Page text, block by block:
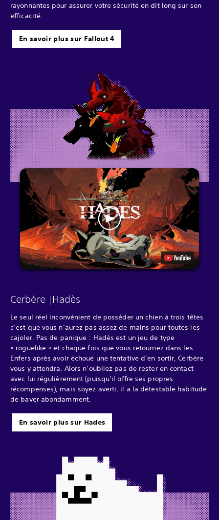
rayonnantes pour assurer votre sécurité en dit long sur son
efficacité.
En savoir plus sur Fallout 4
Cerbère |Hadès
Le seul réel inconvénient de posséder un chien à trois têtes
c’est que vous n’aurez pas assez de mains pour toutes les
cajoler. Pas de panique : Hadès est un jeu de type
« roguelike » et chaque fois que vous retournez dans les
Enfers après avoir échoué une tentative d’en sortir, Cerbère
vous y attendra. Alors n’oubliez pas de rester en contact
avec lui régulièrement (puisqu’il offre ses propres
récompenses), mais soyez averti, il a la détestable habitude
de baver abondamment.
En savoir plus sur Hades